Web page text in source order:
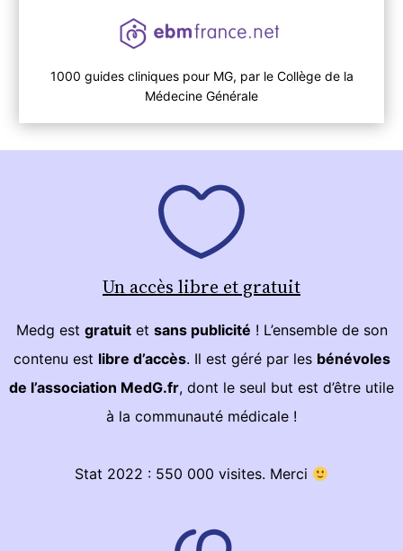
1000 guides cliniques pour MG, par le Collège de la
Médecine Générale
Un accès libre et gratuit
Medg est gratuitet sans publicité ! L’ensemble de son
contenu est libre d’accès. Il est géré par les bénévoles
de l’association MedG.fr, dont le seul but est d’être utile
à la communauté médicale !
Stat 2022 : 550 000 visites. Merci